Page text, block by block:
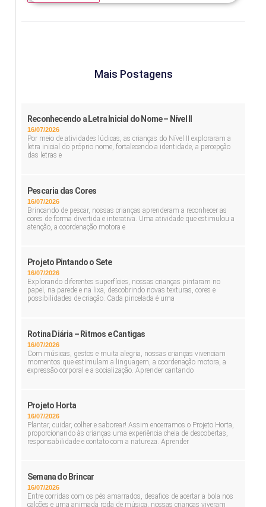
Mais Postagens
Reconhecendo a Letra Inicial do Nome – Nível II
16/07/2026
Por meio de atividades lúdicas, as crianças do Nível II exploraram a
letra inicial do próprio nome, fortalecendo a identidade, a percepção
das letras e
Pescaria das Cores
16/07/2026
Brincando de pescar, nossas crianças aprenderam a reconhecer as
cores de forma divertida e interativa. Uma atividade que estimulou a
atenção, a coordenação motora e
Projeto Pintando o Sete
16/07/2026
Explorando diferentes superfícies, nossas crianças pintaram no
papel, na parede e na lixa, descobrindo novas texturas, cores e
possibilidades de criação. Cada pincelada é uma
Rotina Diária – Ritmos e Cantigas
16/07/2026
Com músicas, gestos e muita alegria, nossas crianças vivenciam
momentos que estimulam a linguagem, a coordenação motora, a
expressão corporal e a socialização. Aprender cantando
Projeto Horta
16/07/2026
Plantar, cuidar, colher e saborear! Assim encerramos o Projeto Horta,
proporcionando às crianças uma experiência cheia de descobertas,
responsabilidade e contato com a natureza. Aprender
Semana do Brincar
16/07/2026
Entre corridas com os pés amarrados, desafios de acertar a bola nos
calções e uma animada roda de música, nossas crianças viveram